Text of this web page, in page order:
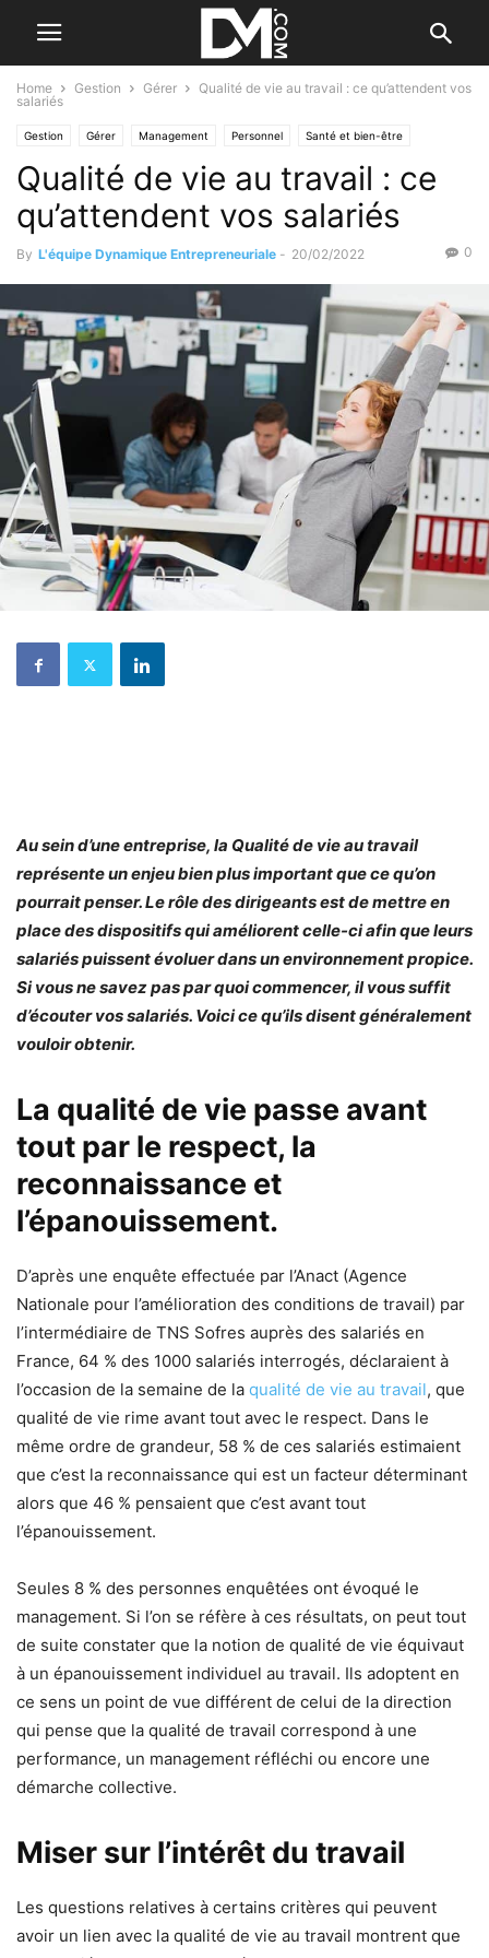
Home Gestion Gérer
Qualité de vie au travail : ce qu’attendent vos
salariés
Gestion Gérer Management Personnel Santé et bien-être
Qualité de vie au travail : ce
qu’attendent vos salariés
By L'équipe Dynamique Entrepreneuriale - 20/02/2022 0
Au sein d’une entreprise, la Qualité de vie au travail
représente un enjeu bien plus important que ce qu’on
pourrait penser. Le rôle des dirigeants est de mettre en
place des dispositifs qui améliorent celle-ci afin que leurs
salariés puissent évoluer dans un environnement propice.
Si vous ne savez pas par quoi commencer, il vous suffit
d’écouter vos salariés. Voici ce qu’ils disent généralement
vouloir obtenir.
La qualité de vie passe avant
tout par le respect, la
reconnaissance et
l’épanouissement.
D’après une enquête effectuée par l’Anact (Agence
Nationale pour l’amélioration des conditions de travail) par
l’intermédiaire de TNS Sofres auprès des salariés en
France, 64 % des 1000 salariés interrogés, déclaraient à
l’occasion de la semaine de la qualité de vie au travail, que
qualité de vie rime avant tout avec le respect. Dans le
même ordre de grandeur, 58 % de ces salariés estimaient
que c’est la reconnaissance qui est un facteur déterminant
alors que 46 % pensaient que c’est avant tout
l’épanouissement.
Seules 8 % des personnes enquêtées ont évoqué le
management. Si l’on se réfère à ces résultats, on peut tout
de suite constater que la notion de qualité de vie équivaut
à un épanouissement individuel au travail. Ils adoptent en
ce sens un point de vue différent de celui de la direction
qui pense que la qualité de travail correspond à une
performance, un management réfléchi ou encore une
démarche collective.
Miser sur l’intérêt du travail
Les questions relatives à certains critères qui peuvent
avoir un lien avec la qualité de vie au travail montrent que